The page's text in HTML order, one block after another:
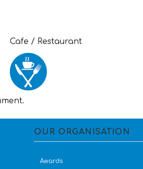
Cafe / Restaurant
OUR ORGANISATION
Awards